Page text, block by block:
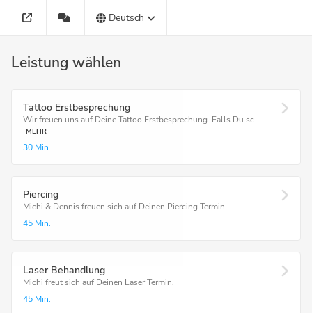
Deutsch
Leistung wählen
Tattoo Erstbesprechung
Wir freuen uns auf Deine Tattoo Erstbesprechung. Falls Du sc...
MEHR
30 Min.
Piercing
Michi & Dennis freuen sich auf Deinen Piercing Termin.
45 Min.
Laser Behandlung
Michi freut sich auf Deinen Laser Termin.
45 Min.